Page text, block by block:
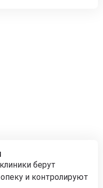
берут
и контролируют